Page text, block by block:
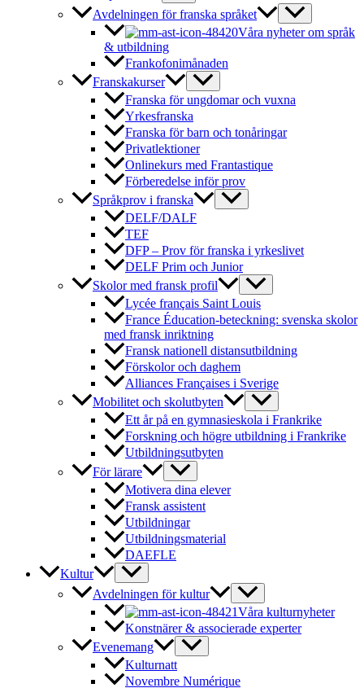
Avdelningen för franska språket
Våra nyheter om språk
& utbildning
Frankofonimånaden
Franskakurser
Franska för ungdomar och vuxna
Yrkesfranska
Franska för barn och tonåringar
Privatlektioner
Onlinekurs med Frantastique
Förberedelse inför prov
Språkprov i franska
DELF/DALF
TEF
DFP – Prov för franska i yrkeslivet
DELF Prim och Junior
Skolor med fransk profil
Lycée français Saint Louis
France Éducation-beteckning: svenska skolor
med fransk inriktning
Fransk nationell distansutbildning
Förskolor och daghem
Alliances Françaises i Sverige
Mobilitet och skolutbyten
Ett år på en gymnasieskola i Frankrike
Forskning och högre utbildning i Frankrike
Utbildningsutbyten
För lärare
Motivera dina elever
Fransk assistent
Utbildningar
Utbildningsmaterial
DAEFLE
Kultur
Avdelningen för kultur
Våra kulturnyheter
Konstnärer & associerade experter
Evenemang
Kulturnatt
Novembre Numérique